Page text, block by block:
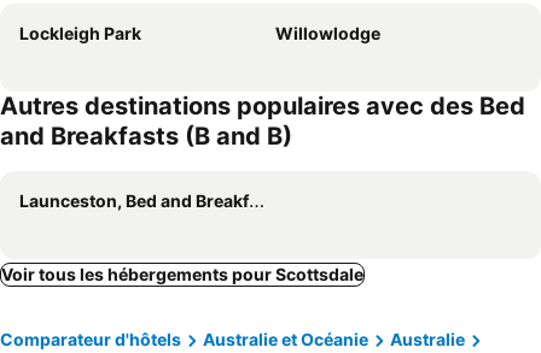
Lockleigh Park Willowlodge
Autres destinations populaires avec des Bed
and Breakfasts (B and B)
Launceston, Bed and Breakfasts (B and B)
Voir tous les hébergements pour Scottsdale
Comparateur d'hôtels Australie et Océanie
Australie